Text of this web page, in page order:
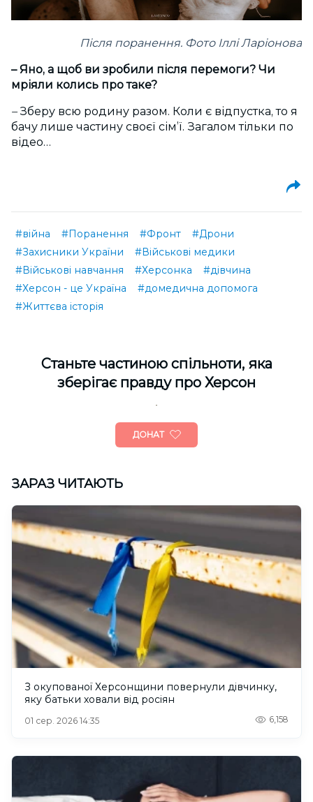
Після поранення. Фото Іллі Ларіонова
– Яно, а щоб ви зробили після перемоги? Чи
мріяли колись про таке?
– Зберу всю родину разом. Коли є відпустка, то я
бачу лише частину своєї сім’ї. Загалом тільки по
відео…
#війна #Поранення #Фронт
#Дрони
#Захисники України
#Військові медики
#Військові навчання
#Херсонка
#дівчина
#Херсон - це Україна
#домедична допомога
#Життєва історія
Cтаньте частиною спільноти, яка
зберігає правду про Херсон
ДОНАТ
ЗАРАЗ ЧИТАЮТЬ
З окупованої Херсонщини повернули дівчинку,
яку батьки ховали від росіян
01 сер. 2026 14:35 6,158